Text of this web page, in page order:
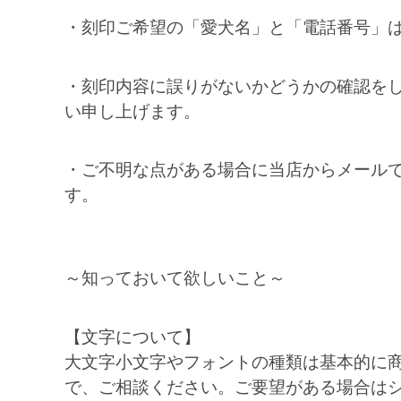
・刻印ご希望の「愛犬名」と「電話番号
・刻印内容に誤りがないかどうかの確認
い申し上げます。
・ご不明な点がある場合に当店からメー
す。
～知っておいて欲しいこと～
【文字について】
大文字小文字やフォントの種類は基本的に
で、ご相談ください。ご要望がある場合